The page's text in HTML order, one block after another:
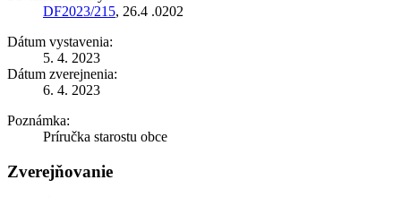
DF2023/215, 26.4 .0202
Dátum vystavenia:
5. 4. 2023
Dátum zverejnenia:
6. 4. 2023
Poznámka:
Príručka starostu obce
Zverejňovanie